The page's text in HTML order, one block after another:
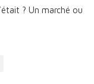
? Un marché ou